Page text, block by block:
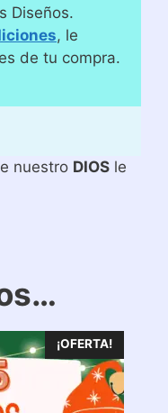
Diseños.
, le
de tu compra.
nuestro DIOSle
¡OFERTA!